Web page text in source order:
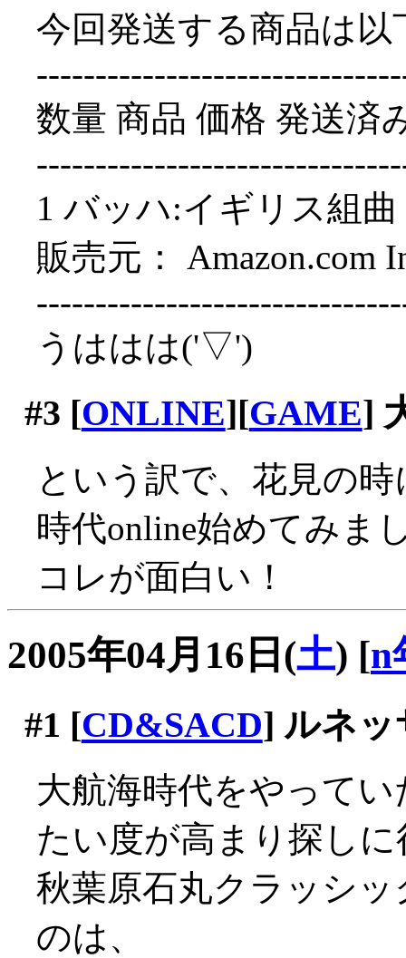
今回発送する商品は
数量 商品 価格 発送済
1 バッハ:イギリス組曲
販売元： Amazon.com
うははは('▽')
#3 [ONLINE][GAME]
という訳で、花見の
時代online始めてみま
コレが面白い！
2005年04月16日(土) [n
#1 [CD&SACD] ルネッ
大航海時代をやって
たい度が高まり探し
秋葉原石丸クラッシ
のは、